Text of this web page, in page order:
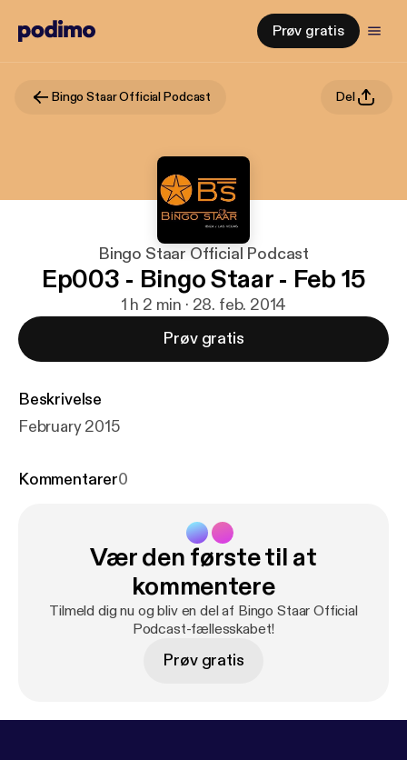
Prøv gratis
Bingo Staar Official Podcast Del
Bingo Staar Official Podcast
Ep003 - Bingo Staar - Feb 15
1 h 2 min · 28. feb. 2014
Prøv gratis
Beskrivelse
February 2015
Kommentarer0
Vær den første til at
kommentere
Tilmeld dig nu og bliv en del af Bingo Staar Official
Podcast-fællesskabet!
Prøv gratis